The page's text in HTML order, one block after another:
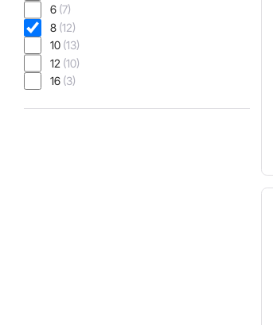
6 (7)
8 (12)
10 (13)
12 (10)
16 (3)